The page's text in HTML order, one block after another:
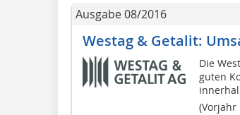
Ausgabe 08/2016
Westag & Getalit:
Die
guten
(Vorjahr